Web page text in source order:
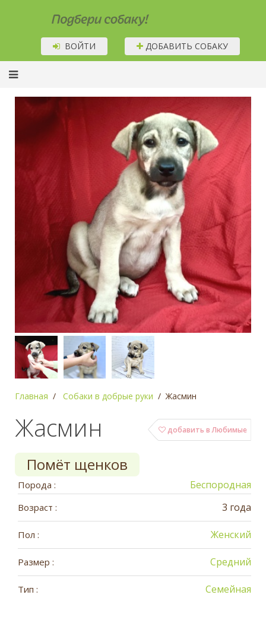
Подбери собаку!
ВОЙТИ ДОБАВИТЬ СОБАКУ
Главная Собаки в добрые руки Жасмин
добавить в Любимые
Жасмин
Помёт щенков
Порода : Беспородная
Возраст : 3 года
Пол : Женский
Размер : Средний
Тип : Семейная